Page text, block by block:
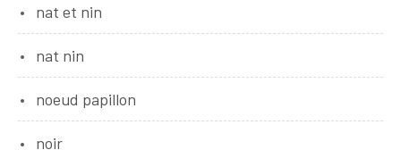
nat et nin
nat nin
noeud papillon
noir